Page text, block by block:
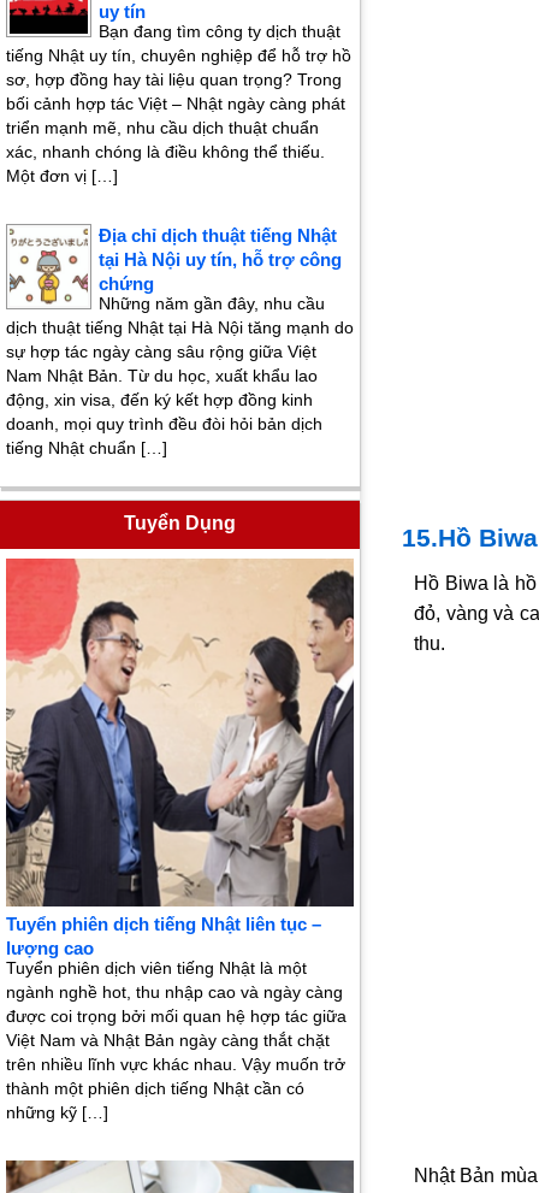
15.Hồ Biwa
Hồ Biwa là
đỏ, vàng và
thu.
Nhật Bản
uy tín
Bạn đang tìm công ty dịch thuật
tiếng Nhật uy tín, chuyên nghiệp để hỗ trợ hồ
sơ, hợp đồng hay tài liệu quan trọng? Trong
bối cảnh hợp tác Việt – Nhật ngày càng phát
triển mạnh mẽ, nhu cầu dịch thuật chuẩn
xác, nhanh chóng là điều không thể thiếu.
Một đơn vị […]
Địa chỉ dịch thuật tiếng Nhật
tại Hà Nội uy tín, hỗ trợ công
chứng
Những năm gần đây, nhu cầu
dịch thuật tiếng Nhật tại Hà Nội tăng mạnh do
sự hợp tác ngày càng sâu rộng giữa Việt
Nam Nhật Bản. Từ du học, xuất khẩu lao
động, xin visa, đến ký kết hợp đồng kinh
doanh, mọi quy trình đều đòi hỏi bản dịch
tiếng Nhật chuẩn […]
Tuyển Dụng
Tuyển phiên dịch tiếng Nhật liên tục –
lượng cao
Tuyển phiên dịch viên tiếng Nhật là một
ngành nghề hot, thu nhập cao và ngày càng
được coi trọng bởi mối quan hệ hợp tác giữa
Việt Nam và Nhật Bản ngày càng thắt chặt
trên nhiều lĩnh vực khác nhau. Vậy muốn trở
thành một phiên dịch tiếng Nhật cần có
những kỹ […]